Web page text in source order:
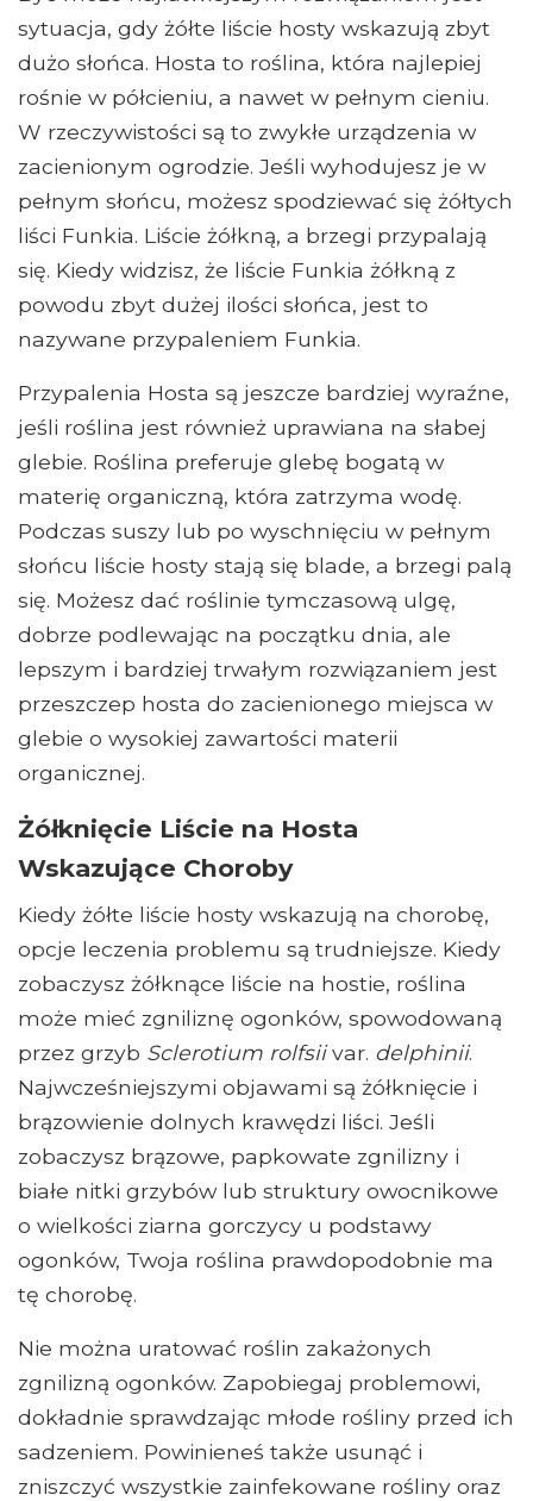
sytuacja, gdy żółte liście hosty wskazują zbyt
dużo słońca. Hosta to roślina, która najlepiej
rośnie w półcieniu, a nawet w pełnym cieniu.
W rzeczywistości są to zwykłe urządzenia w
zacienionym ogrodzie. Jeśli wyhodujesz je w
pełnym słońcu, możesz spodziewać się żółtych
liści Funkia. Liście żółkną, a brzegi przypalają
się. Kiedy widzisz, że liście Funkia żółkną z
powodu zbyt dużej ilości słońca, jest to
nazywane przypaleniem Funkia.
Przypalenia Hosta są jeszcze bardziej wyraźne,
jeśli roślina jest również uprawiana na słabej
glebie. Roślina preferuje glebę bogatą w
materię organiczną, która zatrzyma wodę.
Podczas suszy lub po wyschnięciu w pełnym
słońcu liście hosty stają się blade, a brzegi palą
się. Możesz dać roślinie tymczasową ulgę,
dobrze podlewając na początku dnia, ale
lepszym i bardziej trwałym rozwiązaniem jest
przeszczep hosta do zacienionego miejsca w
glebie o wysokiej zawartości materii
organicznej.
Żółknięcie Liście na Hosta
Wskazujące Choroby
Kiedy żółte liście hosty wskazują na chorobę,
opcje leczenia problemu są trudniejsze. Kiedy
zobaczysz żółknące liście na hostie, roślina
może mieć zgniliznę ogonków, spowodowaną
przez grzyb Sclerotium rolfsiivar. delphinii.
Najwcześniejszymi objawami są żółknięcie i
brązowienie dolnych krawędzi liści. Jeśli
zobaczysz brązowe, papkowate zgnilizny i
białe nitki grzybów lub struktury owocnikowe
o wielkości ziarna gorczycy u podstawy
ogonków, Twoja roślina prawdopodobnie ma
tę chorobę.
Nie można uratować roślin zakażonych
zgnilizną ogonków. Zapobiegaj problemowi,
dokładnie sprawdzając młode rośliny przed ich
sadzeniem. Powinieneś także usunąć i
zniszczyć wszystkie zainfekowane rośliny oraz